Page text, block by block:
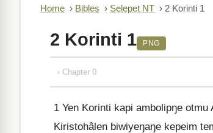
Home › Bibles › Selepet NT › 2 Korinti 1
2 Korinti 1 PNG
‹ Chapter 0
1 Yen Korinti kapi ambolipŋe
Kiristohâlen biwiyeŋaŋe kepeim